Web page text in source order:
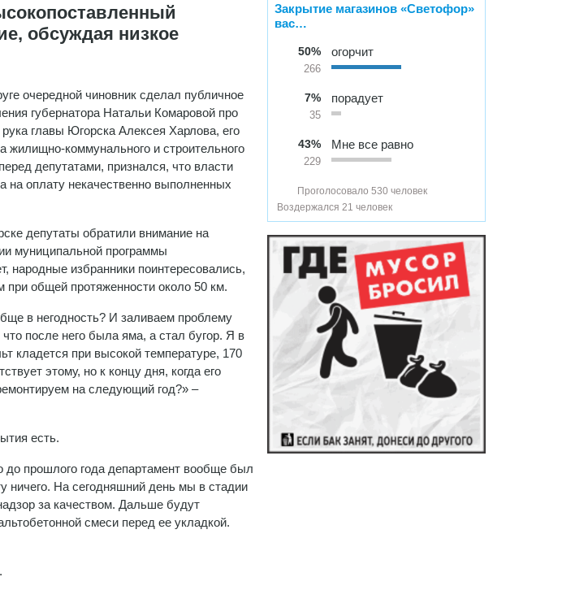
обсуждая низкое
очередной чиновник сделал публичное
губернатора Натальи Комаровой про
главы Югорска Алексея Харлова, его
жилищно-коммунального и строительного
депутатами, признался, что власти
на оплату некачественно выполненных
депутаты обратили внимание на
муниципальной программы
народные избранники поинтересовались,
при общей протяженности около 50 км.
в негодность? И заливаем проблему
после него была яма, а стал бугор. Я в
кладется при высокой температуре, 170
этому, но к концу дня, когда его
на следующий год?» –
есть.
до прошлого года департамент вообще был
ничего. На сегодняшний день мы в стадии
за качеством. Дальше будут
смеси перед ее укладкой.
Закрытие магазинов «Светофор»
вас…
50%
266
огорчит
7%
35
порадует
43%
229
Мне все равно
Проголосовало 530 человек
Воздержался 21 человек